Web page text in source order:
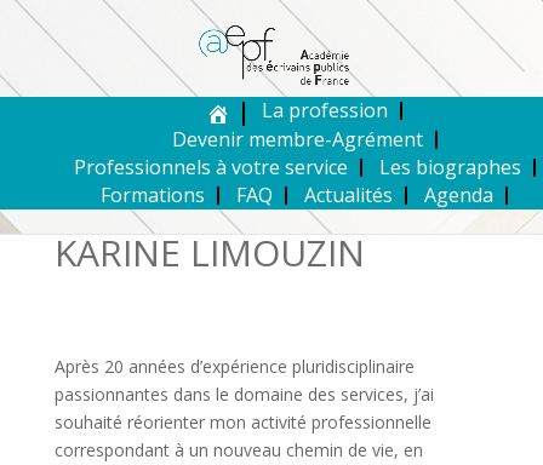
La profession
Devenir membre-Agrément
Professionnels à votre service
Les biographes
Formations
FAQ Actualités Agenda
KARINE LIMOUZIN
Après 20 années d’expérience pluridisciplinaire
passionnantes dans le domaine des services, j’ai
souhaité réorienter mon activité professionnelle
correspondant à un nouveau chemin de vie, en